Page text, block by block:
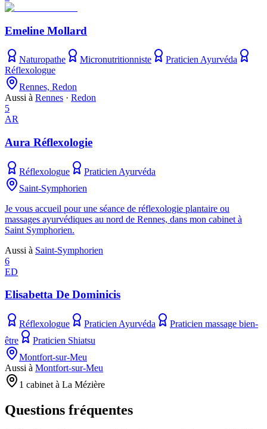
Emeline Mollard
Naturopathe Micronutritionniste
Praticien Ayurvéda
Réflexologue
Rennes, Redon
Aussi à Rennes · Redon
5
AR
Aura Réflexologie
Réflexologue
Praticien Ayurvéda
Saint-Symphorien
Je vous accueil pour une séance de réflexologie plantaire ou
massages ayurvédiques au nord de Rennes, dans mon cabinet à
Saint Symphorien.
Aussi à Saint-Symphorien
6
ED
Elisabetta De Dominicis
Réflexologue Praticien Ayurvéda
Praticien massage bien-
être
Praticien Shiatsu
Montfort-sur-Meu
Aussi à Montfort-sur-Meu
1 cabinet à La Mézière
Questions fréquentes